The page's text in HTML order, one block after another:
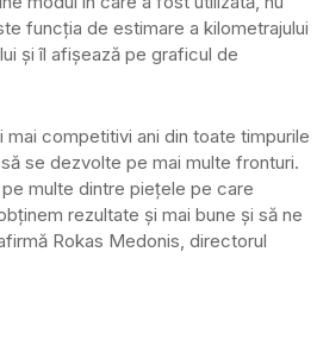
funcția de estimare a kilometrajului
și îl afișează pe graficul de
mai competitivi ani din toate timpurile
se dezvolte pe mai multe fronturi.
multe dintre piețele pe care
rezultate și mai bune și să ne
Rokas Medonis, directorul